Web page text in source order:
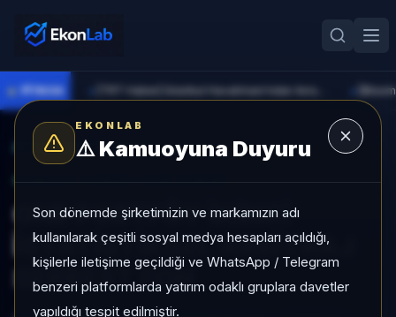
EKONLAB
⚠️Kamuoyuna Duyuru
Son dönemde şirketimizin ve markamızın adı
kullanılarak çeşitli sosyal medya hesapları açıldığı,
kişilerle iletişime geçildiği ve WhatsApp / Telegram
benzeri platformlarda yatırım odaklı gruplara davetler
yapıldığı tespit edilmiştir.
● PİYASA
AI Fon Radar Serbest
SUNUCU TARAFI FON GIRIŞI
ONE PORTFÖY İKİNCİ
İSTATİSTİKSEL ARBİTRAJ
SERBEST FON